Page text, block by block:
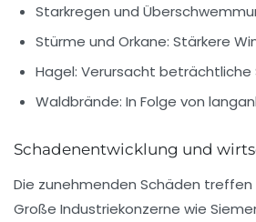
Starkregen und
Stürme und Orkane: Stärkere
Hagel: Verursacht beträchtliche
Waldbrände: In Folge von
Schadenentwicklung und
Die zunehmenden Schäden
Große Industriekonzerne wie